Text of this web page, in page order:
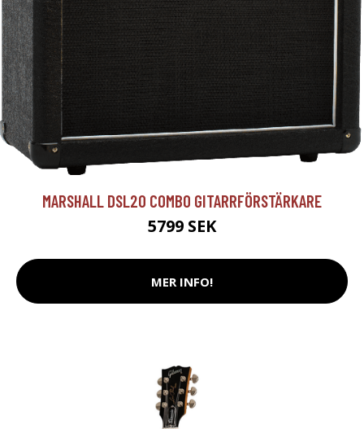
MARSHALL DSL20 COMBO GITARRFÖRSTÄRKARE
5799 SEK
MER INFO!